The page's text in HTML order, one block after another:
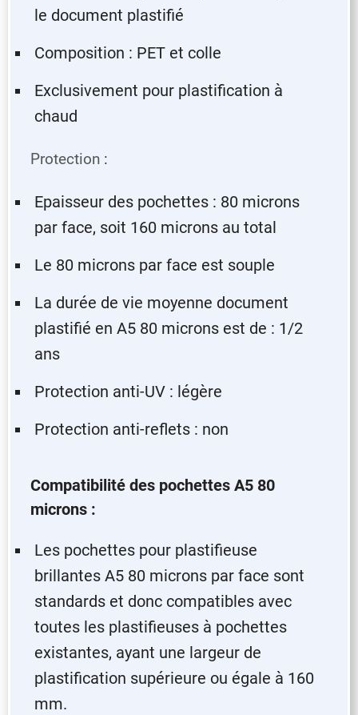
le document plastifié
Composition : PET et colle
Exclusivement pour plastification à
chaud
Protection :
Epaisseur des pochettes : 80 microns
par face, soit 160 microns au total
Le 80 microns par face est souple
La durée de vie moyenne document
plastifié en A5 80 microns est de : 1/2
ans
Protection anti-UV : légère
Protection anti-reflets : non
Compatibilité des pochettes A5 80
microns :
Les pochettes pour plastifieuse
brillantes A5 80 microns par face sont
standards et donc compatibles avec
toutes les plastifieuses à pochettes
existantes, ayant une largeur de
plastification supérieure ou égale à 160
mm.